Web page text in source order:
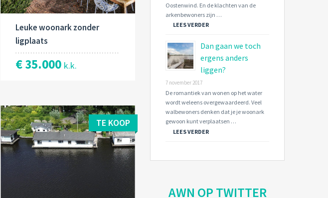
Leuke woonark zonder
ligplaats
€ 35.000 k.k.
TE KOOP
Oostenwind. En de klachten van de
arkenbewoners zijn …
LEES VERDER
Dan gaan we toch
ergens anders
liggen?
7 november 2017
De romantiek van wonen op het water
wordt weleens overgewaardeerd. Veel
walbewoners denken dat je je woonark
gewoon kunt verplaatsen …
LEES VERDER
AWN OP TWITTER